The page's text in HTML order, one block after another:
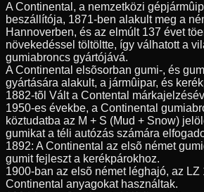
A Continental, a nemzetközi
beszállítója, 1871-ben alakult meg a
Hannoverben, és az elmúlt 137 évet
növekedéssel töltöltte, így válhatott a
gumiabroncs gyártójává.
A Continental elsõsorban gumi-, és
gyártására alakult, a jármûipar, és
1882-tõl Vált a Contental
1950-es évekbe, a Continental
köztudatba az M + S (Mud + Snow)
gumikat a téli autózás számára
1892: A Continental az elsõ német
gumit fejleszt a kerékpárokhoz.
1900-ban az elsõ német léghajó, az
Continental anyagokat használtak.